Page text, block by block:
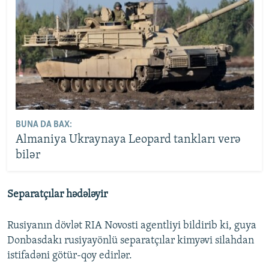
BUNA DA BAX:
Almaniya Ukraynaya Leopard tankları verə
bilər
Separatçılar hədələyir
Rusiyanın dövlət RIA Novosti agentliyi bildirib ki, guya
Donbasdakı rusiyayönlü separatçılar kimyəvi silahdan
istifadəni götür-qoy edirlər.